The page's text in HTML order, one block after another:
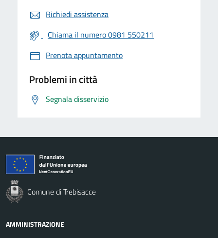
Richiedi assistenza
Chiama il numero 0981 550211
Prenota appuntamento
Problemi in città
Segnala disservizio
Comune di Trebisacce
AMMINISTRAZIONE